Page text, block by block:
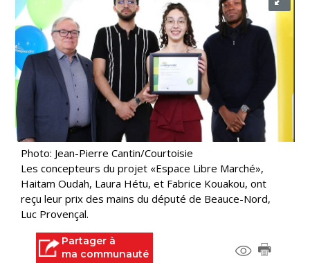
Photo: Jean-Pierre Cantin/Courtoisie
Les concepteurs du projet «Espace Libre Marché»,
Haitam Oudah, Laura Hétu, et Fabrice Kouakou, ont
reçu leur prix des mains du député de Beauce-Nord,
Luc Provençal.
Partager à
ma communauté